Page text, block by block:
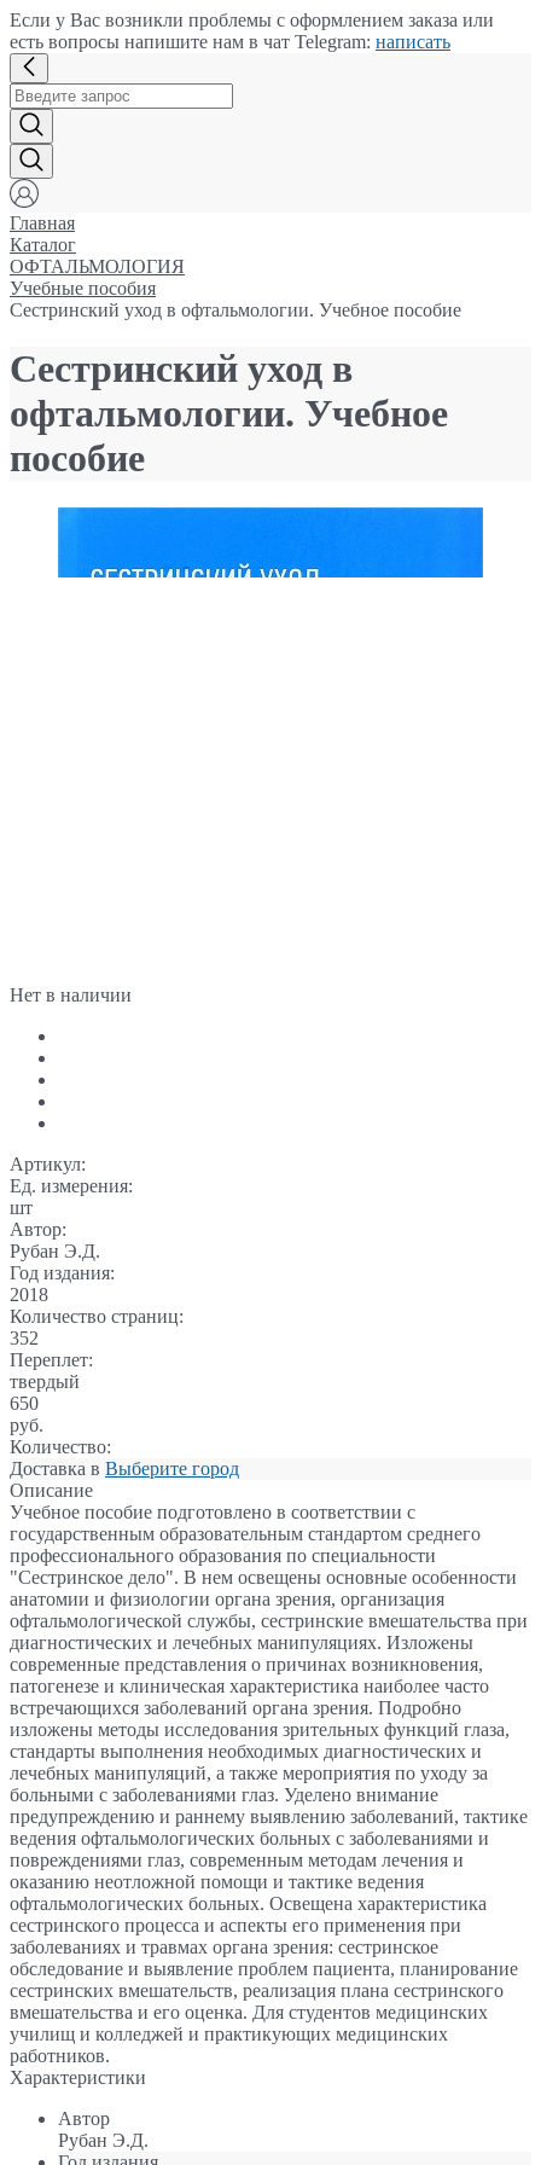
Если у Вас возникли проблемы с оформлением заказа или
есть вопросы напишите нам в чат Telegram: написать
Главная
Каталог
ОФТАЛЬМОЛОГИЯ
Учебные пособия
Сестринский уход в офтальмологии. Учебное пособие
Сестринский уход в
офтальмологии. Учебное
пособие
Нет в наличии
Артикул:
Ед. измерения:
шт
Автор:
Рубан Э.Д.
Год издания:
2018
Количество страниц:
352
Переплет:
твердый
650
руб.
Количество:
Доставка в Выберите город
Описание
Учебное пособие подготовлено в соответствии с
государственным образовательным стандартом среднего
профессионального образования по специальности
"Сестринское дело". В нем освещены основные особенности
анатомии и физиологии органа зрения, организация
офтальмологической службы, сестринские вмешательства при
диагностических и лечебных манипуляциях. Изложены
современные представления о причинах возникновения,
патогенезе и клиническая характеристика наиболее часто
встречающихся заболеваний органа зрения. Подробно
изложены методы исследования зрительных функций глаза,
стандарты выполнения необходимых диагностических и
лечебных манипуляций, а также мероприятия по уходу за
больными с заболеваниями глаз. Уделено внимание
предупреждению и раннему выявлению заболеваний, тактике
ведения офтальмологических больных с заболеваниями и
повреждениями глаз, современным методам лечения и
оказанию неотложной помощи и тактике ведения
офтальмологических больных. Освещена характеристика
сестринского процесса и аспекты его применения при
заболеваниях и травмах органа зрения: сестринское
обследование и выявление проблем пациента, планирование
сестринских вмешательств, реализация плана сестринского
вмешательства и его оценка. Для студентов медицинских
училищ и колледжей и практикующих медицинских
работников.
Характеристики
Автор
Рубан Э.Д.